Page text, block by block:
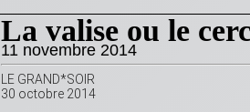
La valise ou le
11 novembre 2014
LE GRAND*SOIR
30 octobre 2014